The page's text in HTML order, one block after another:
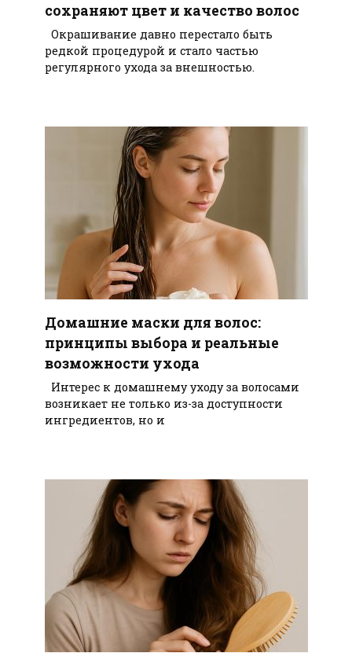
сохраняют цвет и качество волос
Окрашивание давно перестало быть
редкой процедурой и стало частью
регулярного ухода за внешностью.
Домашние маски для волос:
принципы выбора и реальные
возможности ухода
Интерес к домашнему уходу за волосами
возникает не только из-за доступности
ингредиентов, но и